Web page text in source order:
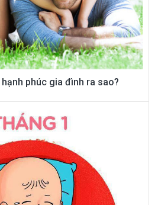
phúc gia đình ra sao?